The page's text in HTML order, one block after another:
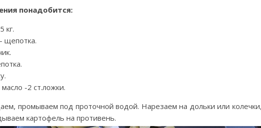
понадобится:
кг.
щепотка.
-2 ст.ложки.
промываем под проточной водой. Нарезаем на дольки или
картофель на противень.